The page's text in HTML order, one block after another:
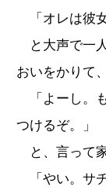
「オレは彼
と大声で一
おいをかりて
「よーし。
つけるぞ。」
と、言って
「やい。サ